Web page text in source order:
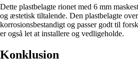
Dette plastbelagte rionet med 6 mm
og æstetisk tiltalende. Den plastbelagte
korrosionsbestandigt og passer godt til
er også let at installere og vedligeholde.
Konklusion